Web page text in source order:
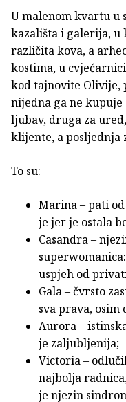
U malenom kvartu u
kazališta i galerija,
različita kova, a
kostima, u
kod tajnovite Olivije,
nijedna ga ne kupuje
ljubav, druga za
klijente, a posljednja
To su:
Marina – pati
je jer je ostala
Casandra –
uspjeh od
Gala – čvrsto
sva prava, osim
Aurora –
je zaljubljenija;
Victoria –
najbolja
je njezin